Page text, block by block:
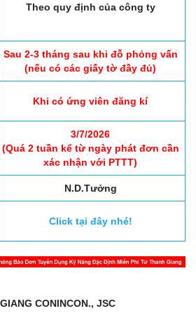
Theo quy định của công ty
Sau 2-3 tháng sau khi đỗ phỏng vấn
(nếu có các giấy tờ đầy đủ)
Khi có ứng viên đăng kí
3/7/2026
(Quá 2 tuần kể từ ngày phát đơn cần
xác nhận với PTTT)
N.D.Tưởng
Click tại đây nhé!
CONINCON., JSC